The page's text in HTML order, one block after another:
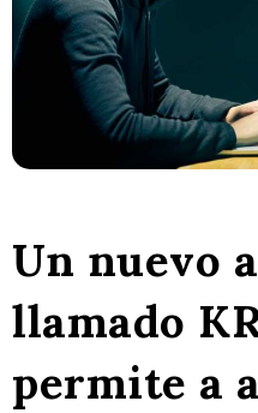
Un nuevo
llamado
permite a